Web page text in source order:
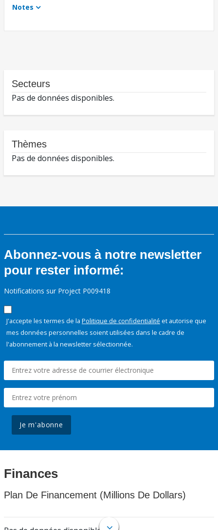
Notes
Secteurs
Pas de données disponibles.
Thèmes
Pas de données disponibles.
Abonnez-vous à notre newsletter
pour rester informé:
Notifications sur Project P009418
J'accepte les termes de la Politique de confidentialité et autorise que
mes données personnelles soient utilisées dans le cadre de
l'abonnement à la newsletter sélectionnée.
Je m'abonne
Finances
Plan De Financement (Millions De Dollars)